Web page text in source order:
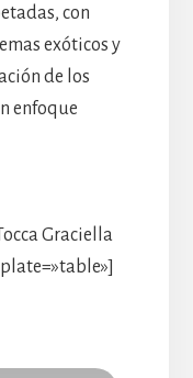
con
exóticos y
de los
enfoque
Graciella